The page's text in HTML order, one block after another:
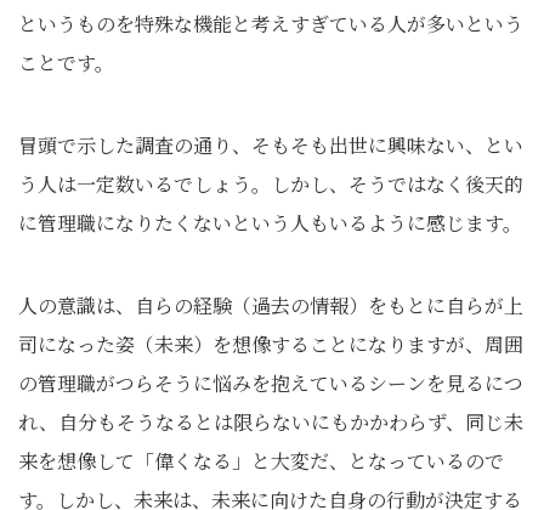
というものを特殊な機能と考えすぎている人が多いという
ことです。
冒頭で示した調査の通り、そもそも出世に興味ない、とい
う人は一定数いるでしょう。しかし、そうではなく後天的
に管理職になりたくないという人もいるように感じます。
人の意識は、自らの経験（過去の情報）をもとに自らが上
司になった姿（未来）を想像することになりますが、周囲
の管理職がつらそうに悩みを抱えているシーンを見るにつ
れ、自分もそうなるとは限らないにもかかわらず、同じ未
来を想像して「偉くなる」と大変だ、となっているので
す。しかし、未来は、未来に向けた自身の行動が決定する